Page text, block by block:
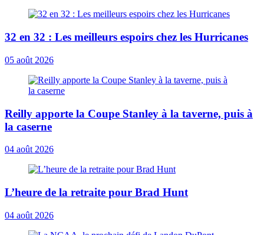
32 en 32 : Les meilleurs espoirs chez les Hurricanes
05 août 2026
Reilly apporte la Coupe Stanley à la taverne, puis à
la caserne
04 août 2026
L’heure de la retraite pour Brad Hunt
04 août 2026